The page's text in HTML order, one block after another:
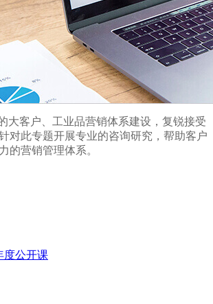
大客户、工业品营销体系建设，复锐接受
对此专题开展专业的咨询研究，帮助客户
的营销管理体系。
度公开课